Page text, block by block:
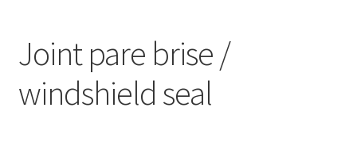
Joint pare brise /
windshield seal